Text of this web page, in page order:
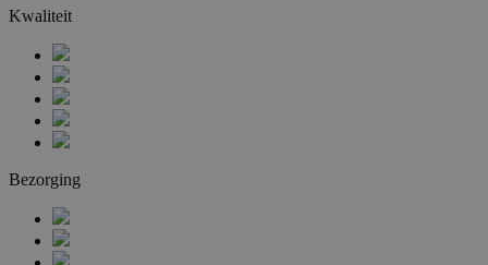
Kwaliteit
Bezorging